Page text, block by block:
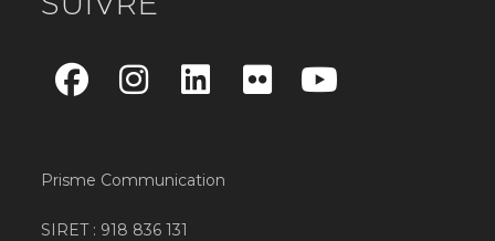
Prisme Communication
SIRET : 918 836 131